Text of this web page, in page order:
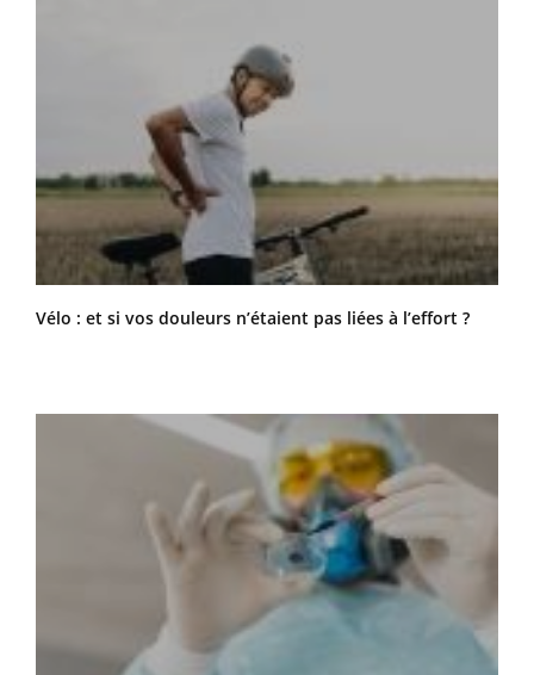
Vélo : et si vos douleurs n’étaient pas liées à l’effort ?